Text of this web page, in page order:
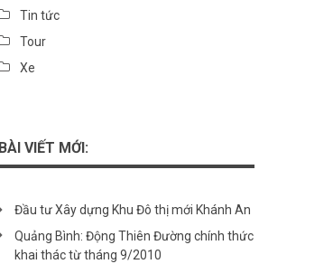
Tin tức
Tour
Xe
BÀI VIẾT MỚI:
Đầu tư Xây dựng Khu Đô thị mới Khánh An
Quảng Bình: Động Thiên Đường chính thức
khai thác từ tháng 9/2010